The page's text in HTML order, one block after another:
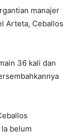
manajer
Arteta, Ceballos
36 kali dan
belum